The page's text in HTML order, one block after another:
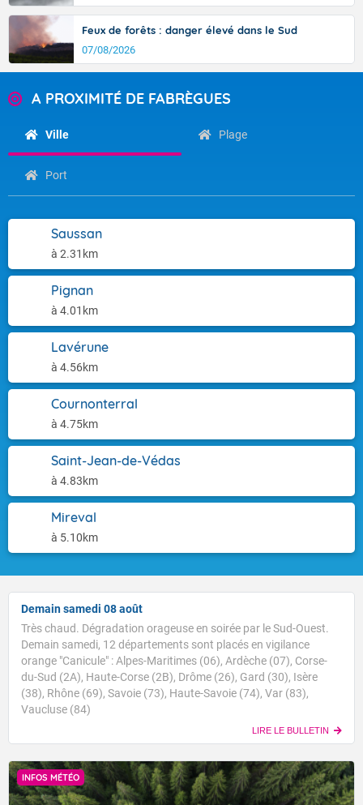
Feux de forêts : danger élevé dans le Sud
07/08/2026
A PROXIMITÉ DE FABRÈGUES
Ville Plage
Port
Saussan
à 2.31km
Pignan
à 4.01km
Lavérune
à 4.56km
Cournonterral
à 4.75km
Saint-Jean-de-Védas
à 4.83km
Mireval
à 5.10km
Demain samedi 08 août
Très chaud. Dégradation orageuse en soirée par le Sud-Ouest.
Demain samedi, 12 départements sont placés en vigilance
orange "Canicule" : Alpes-Maritimes (06), Ardèche (07), Corse-
du-Sud (2A), Haute-Corse (2B), Drôme (26), Gard (30), Isère
(38), Rhône (69), Savoie (73), Haute-Savoie (74), Var (83),
Vaucluse (84)
LIRE LE BULLETIN
INFOS MÉTÉO